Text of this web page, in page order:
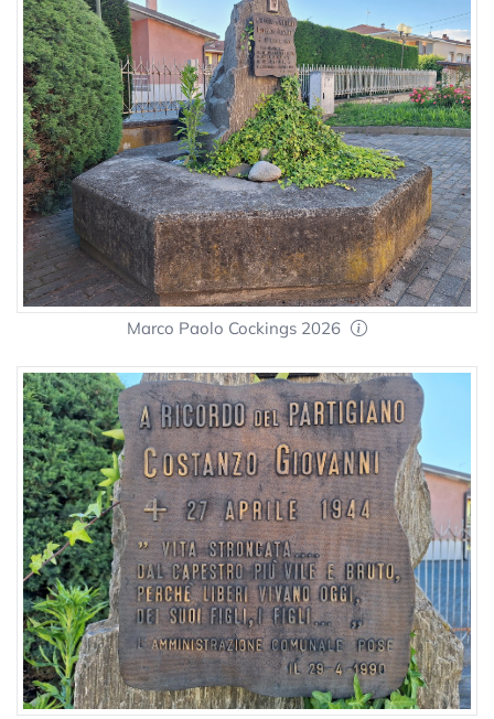
Marco Paolo Cockings 2026